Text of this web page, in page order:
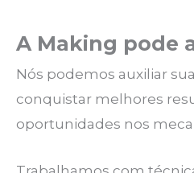
A Making pode
Nós podemos auxiliar
conquistar melhores
oportunidades nos